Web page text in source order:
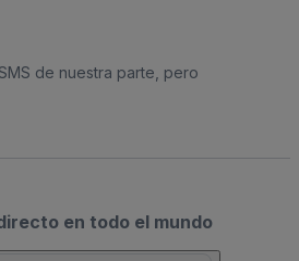
de nuestra parte, pero
en todo el mundo